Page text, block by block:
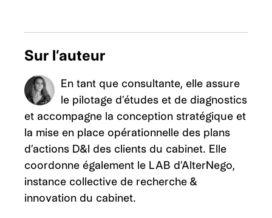
Sur l’auteur
En tant que consultante, elle assure
le pilotage d’études et de diagnostics
et accompagne la conception stratégique et
la mise en place opérationnelle des plans
d’actions D&I des clients du cabinet. Elle
coordonne également le LAB d’AlterNego,
instance collective de recherche &
innovation du cabinet.